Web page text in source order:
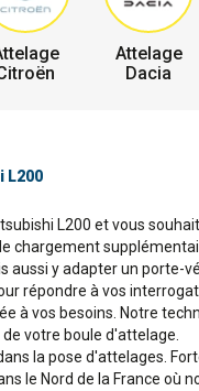
Attelage
Dacia
L200
L200 et vous
chargement
aussi y adapter un porte-
répondre à vos
à vos besoins. Notre
votre boule d'attelage.
la pose d'attelages.
le Nord de la France où